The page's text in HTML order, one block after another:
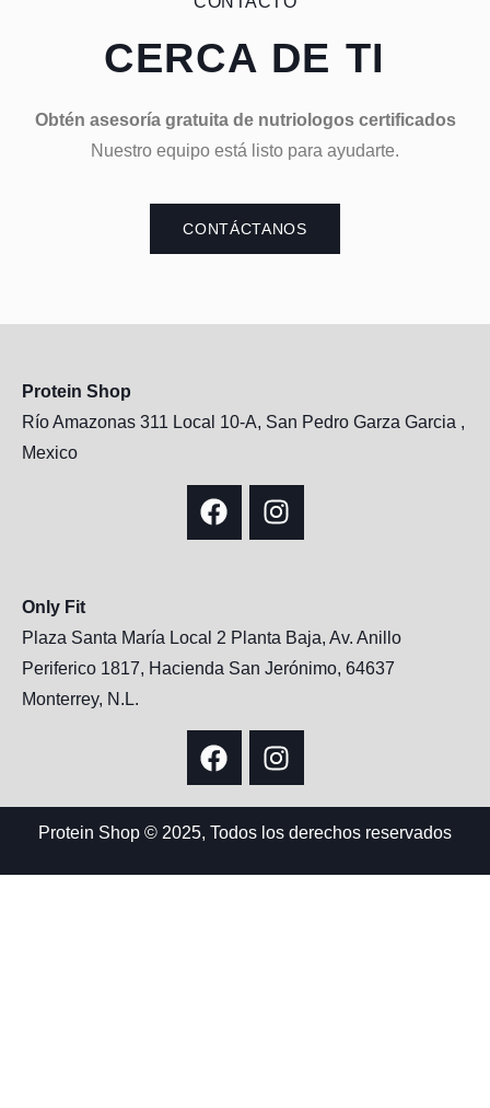
CERCA DE TI
Obtén asesoría gratuita de nutriologos certificados
Nuestro equipo está listo para ayudarte.
CONTÁCTANOS
Protein Shop
Río Amazonas 311 Local 10-A, San Pedro Garza Garcia ,
Mexico
Only Fit
Plaza Santa María Local 2 Planta Baja, Av. Anillo
Periferico 1817, Hacienda San Jerónimo, 64637
Monterrey, N.L.
Protein Shop © 2025, Todos los derechos reservados